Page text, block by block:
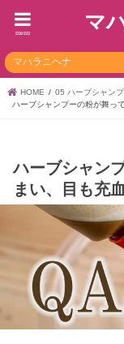
マ
menu
マハラニヘナ
HOME 05 ハーブシャン
ハーブシャンプーの粉が舞っ
ハーブシャン
まい、目も充